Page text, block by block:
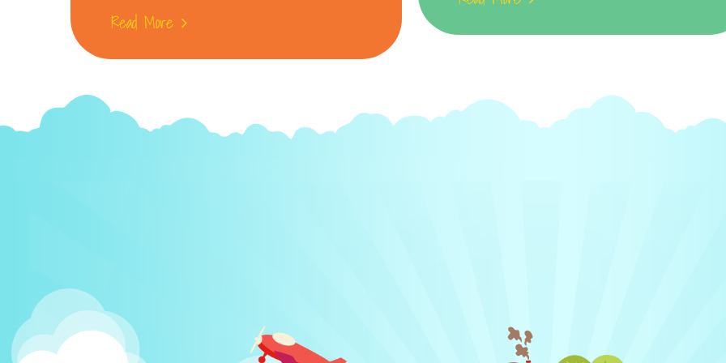
Read More